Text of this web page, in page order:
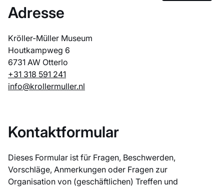
Adresse
Kröller-Müller Museum
Houtkampweg 6
6731 AW Otterlo
+31 318 591 241
info@krollermuller.nl
Kontaktformular
Dieses Formular ist für Fragen, Beschwerden,
Vorschläge, Anmerkungen oder Fragen zur
Organisation von (geschäftlichen) Treffen und